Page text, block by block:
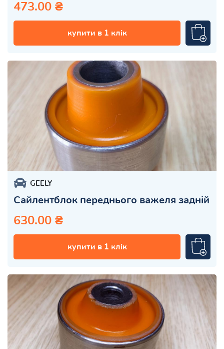
473.00 ₴
купити в 1 клік
GEELY
Сайлентблок переднього важеля задній
630.00 ₴
купити в 1 клік